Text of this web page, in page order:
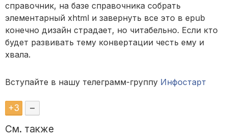
справочник, на базе справочника собрать
элементарный xhtml и завернуть все это в epub
конечно дизайн страдает, но читабельно. Если кто
будет развивать тему конвертации честь ему и
хвала.
Вступайте в нашу телеграмм-группу Инфостарт
+3 –
См. также